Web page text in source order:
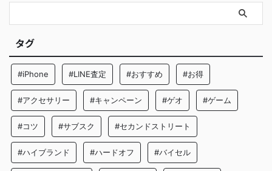
タグ
#iPhone #LINE査定 #おすすめ #お得
#アクセサリー #キャンペーン #ゲオ #ゲーム
#コツ #サブスク #セカンドストリート
#ハイブランド #ハードオフ #バイセル